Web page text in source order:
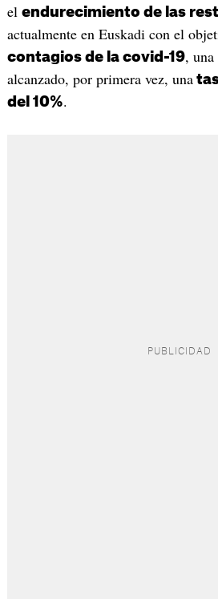
el endurecimiento de las
actualmente en Euskadi con el
contagios de la covid-19, una
alcanzado, por primera vez, una
del 10%.